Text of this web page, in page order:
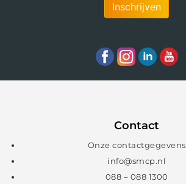
Inschrijven
Contact
Onze contactgegevens
info@smcp.nl
088 – 088 1300